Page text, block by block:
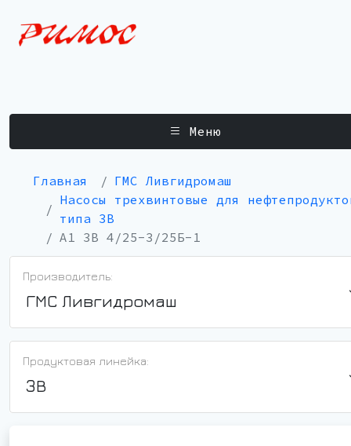
Меню
Главная
ГМС Ливгидромаш
Насосы трехвинтовые для
типа 3В
А1 3В 4/25-3/25Б-1
Производитель:
ГМС Ливгидромаш
Продуктовая линейка:
3В